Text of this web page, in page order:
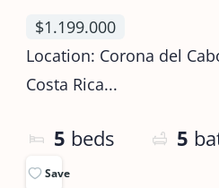
$1.199.000
Location: Corona del
Costa Rica...
5 beds 5
Save